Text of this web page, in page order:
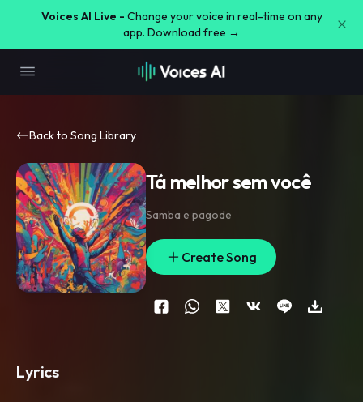
Voices AI Live - Change your voice in real-time on any
app. Download free →
Back to Song Library
Tá melhor sem você
Samba e pagode
Create Song
Lyrics